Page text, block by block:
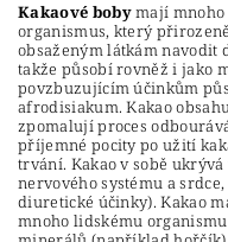
Kakaové bobymají
organismus, který
obsaženým látkám navodit
takže působí rovněž i jako
povzbuzujícím účinkům
afrodisiakum. Kakao
zpomalují proces
příjemné pocity po užití
trvání. Kakao v sobě
nervového systému a
diuretické účinky). Kakao
mnoho lidskému